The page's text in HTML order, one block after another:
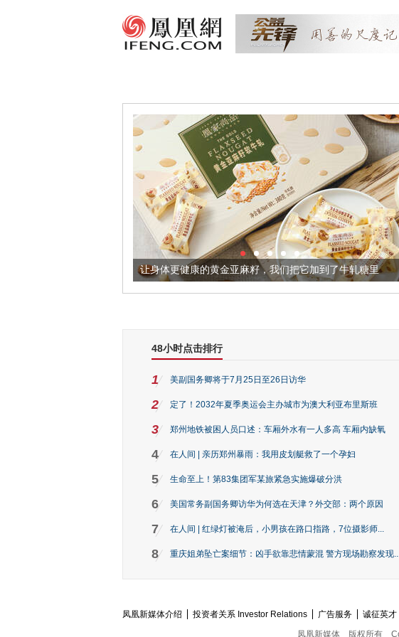
让身体更健康的黄金亚麻籽，我们把它加到了牛轧糖里
48小时点击排行
1 美副国务卿将于7月25日至26日访华
2 定了！2032年夏季奥运会主办城市为澳大利亚布里斯班
3 郑州地铁被困人员口述：车厢外水有一人多高 车厢内缺氧
4 在人间 | 亲历郑州暴雨：我用皮划艇救了一个孕妇
5 生命至上！第83集团军某旅紧急实施爆破分洪
6 美国常务副国务卿访华为何选在天津？外交部：两个原因
7 在人间 | 红绿灯被淹后，小男孩在路口指路，7位摄影师...
8 重庆姐弟坠亡案细节：凶手欲靠悲情蒙混 警方现场勘察发现
凤凰新媒体介绍 投资者关系 Investor Relations 广告服务 诚征英才
凤凰新媒体
版权所有